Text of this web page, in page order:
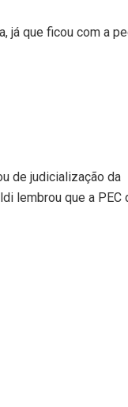
já que ficou com a
de judicialização da
lembrou que a PEC